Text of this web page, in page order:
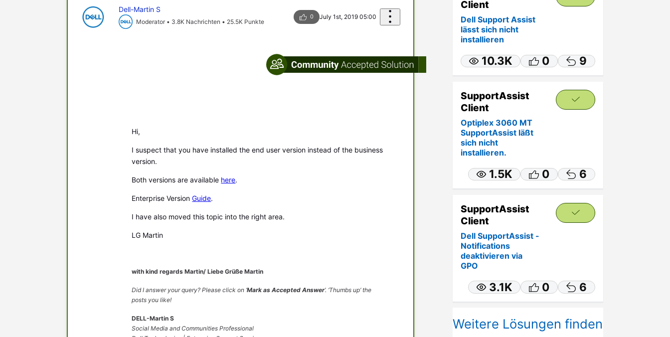
Dell-Martin S
Moderator• 3.8K Nachrichten • 25.5K Punkte
0 July 1st, 2019 05:00
Hi,
I suspect that you have installed the end user version instead of the business
version.
Both versions are available here.
Enterprise VersionGuide.
I have also moved this topic into the right area.
LG Martin
with kind regards Martin/ Liebe Grüße Martin
Did I answer your query? Please click on ‘Mark as Accepted Answer’. ‘Thumbs up’ the
posts you like!
DELL-Martin S
Social Media and Communities Professional
Client
Dell Support Assist
lässt sich nicht
installieren
10.3K 0 9
SupportAssist
Client
Optiplex 3060 MT
SupportAssist läßt
sich nicht
installieren.
1.5K 0 6
SupportAssist
Client
Dell SupportAssist -
Notifications
deaktivieren via
GPO
3.1K 0 6
Weitere Lösungen finden